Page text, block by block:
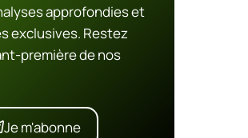
approfondies et
exclusives. Restez
première de nos
Je m'abonne